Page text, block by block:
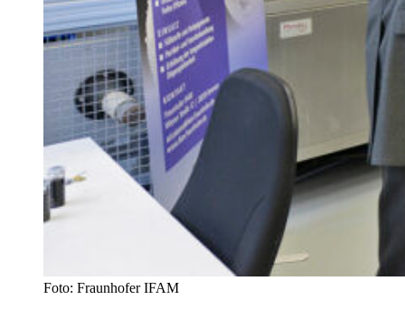
Foto: Fraunhofer IFAM